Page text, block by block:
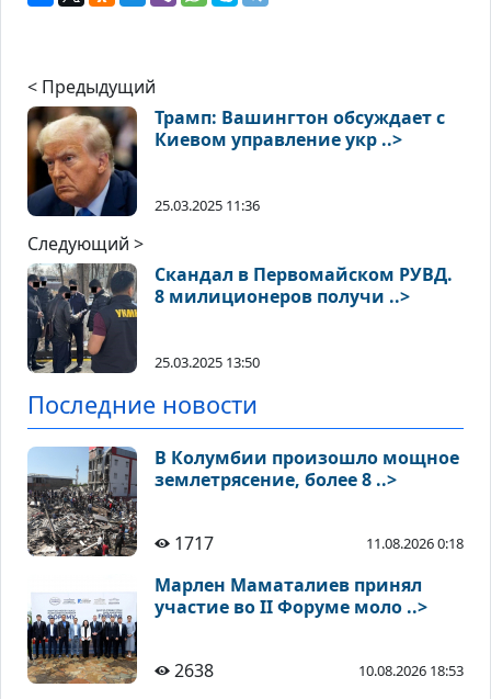
< Предыдущий
Трамп: Вашингтон обсуждает с
Киевом управление укр ..>
25.03.2025 11:36
Следующий >
Скандал в Первомайском РУВД.
8 милиционеров получи ..>
25.03.2025 13:50
Последние новости
В Колумбии произошло мощное
землетрясение, более 8 ..>
1717 11.08.2026 0:18
Марлен Маматалиев принял
участие во II Форуме моло ..>
2638 10.08.2026 18:53